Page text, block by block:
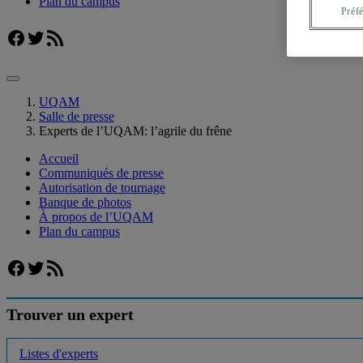
Facebook
Twitter
Flux RSS
UQAM
Salle de presse
Experts de l’UQAM: l’agrile du frêne
Accueil
Communiqués de presse
Autorisation de tournage
Banque de photos
À propos de l’UQAM
Plan du campus
Facebook
Twitter
Flux RSS
Trouver un expert
Listes d'experts